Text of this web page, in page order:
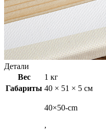
Детали
Вес
1 кг
Габариты 40 × 51 × 5 см
40×50-cm
,